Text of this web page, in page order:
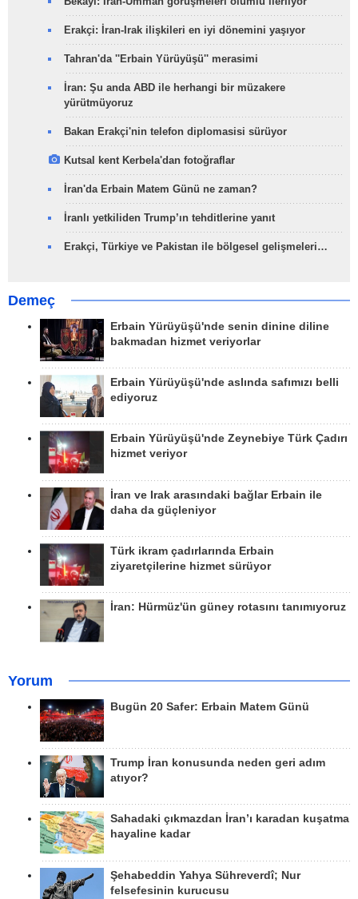
Erakçi: İran-Irak ilişkileri en iyi dönemini yaşıyor
Tahran'da ''Erbain Yürüyüşü'' merasimi
İran: Şu anda ABD ile herhangi bir müzakere
yürütmüyoruz
Bakan Erakçi'nin telefon diplomasisi sürüyor
Kutsal kent Kerbela'dan fotoğraflar
İran'da Erbain Matem Günü ne zaman?
İranlı yetkiliden Trump’ın tehditlerine yanıt
Erakçi, Türkiye ve Pakistan ile bölgesel gelişmeleri…
Demeç
Erbain Yürüyüşü'nde senin dinine diline
bakmadan hizmet veriyorlar
Erbain Yürüyüşü'nde aslında safımızı belli
ediyoruz
Erbain Yürüyüşü'nde Zeynebiye Türk Çadırı
hizmet veriyor
İran ve Irak arasındaki bağlar Erbain ile
daha da güçleniyor
Türk ikram çadırlarında Erbain
ziyaretçilerine hizmet sürüyor
İran: Hürmüz'ün güney rotasını tanımıyoruz
Yorum
Bugün 20 Safer: Erbain Matem Günü
Trump İran konusunda neden geri adım
atıyor?
Sahadaki çıkmazdan İran’ı karadan kuşatma
hayaline kadar
Şehabeddin Yahya Sühreverdî; Nur
felsefesinin kurucusu